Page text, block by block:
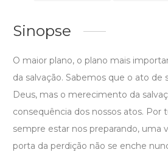
Sinopse
O maior plano, o plano mais
da salvação. Sabemos que o ato de
Deus, mas o merecimento da
consequência dos nossos atos. Por
sempre estar nos preparando, uma
porta da perdição não se enche